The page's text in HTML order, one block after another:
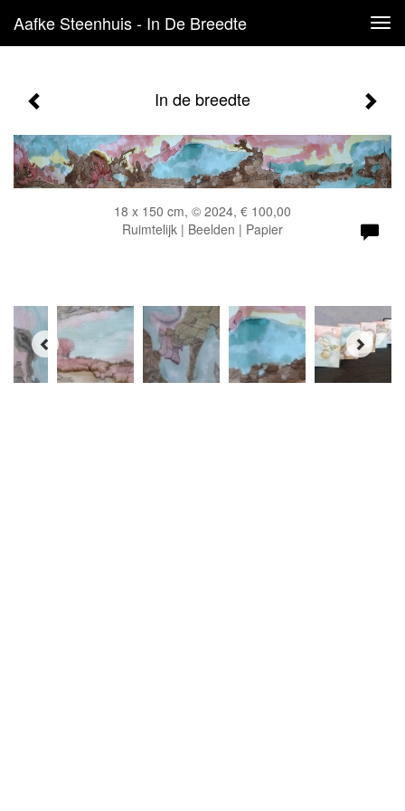
Aafke Steenhuis - In De Breedte
In de breedte
18 x 150 cm, © 2024, € 100,00
Ruimtelijk | Beelden | Papier